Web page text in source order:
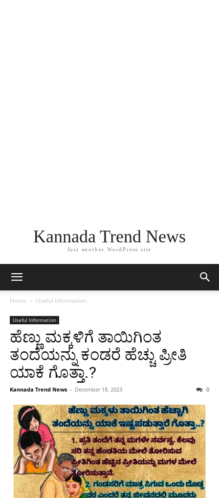
Kannada Trend News
Just another WordPress site
Home Useful Information
Useful Information
ಹೆಣ್ಣು ಮಕ್ಕಳಿಗೆ ತಾಯಿಗಿಂತ
ತಂದೆಯನ್ನು ಕಂಡರೆ ಹೆಚ್ಚು ಪ್ರೀತಿ
ಯಾಕೆ ಗೊತ್ತಾ.?
Kannada Trend News - December 18, 2023 0